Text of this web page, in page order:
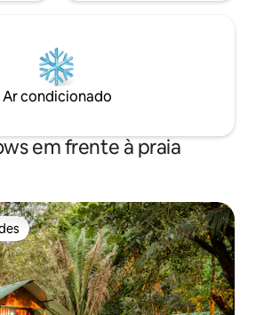
Ar condicionado
em frente à praia